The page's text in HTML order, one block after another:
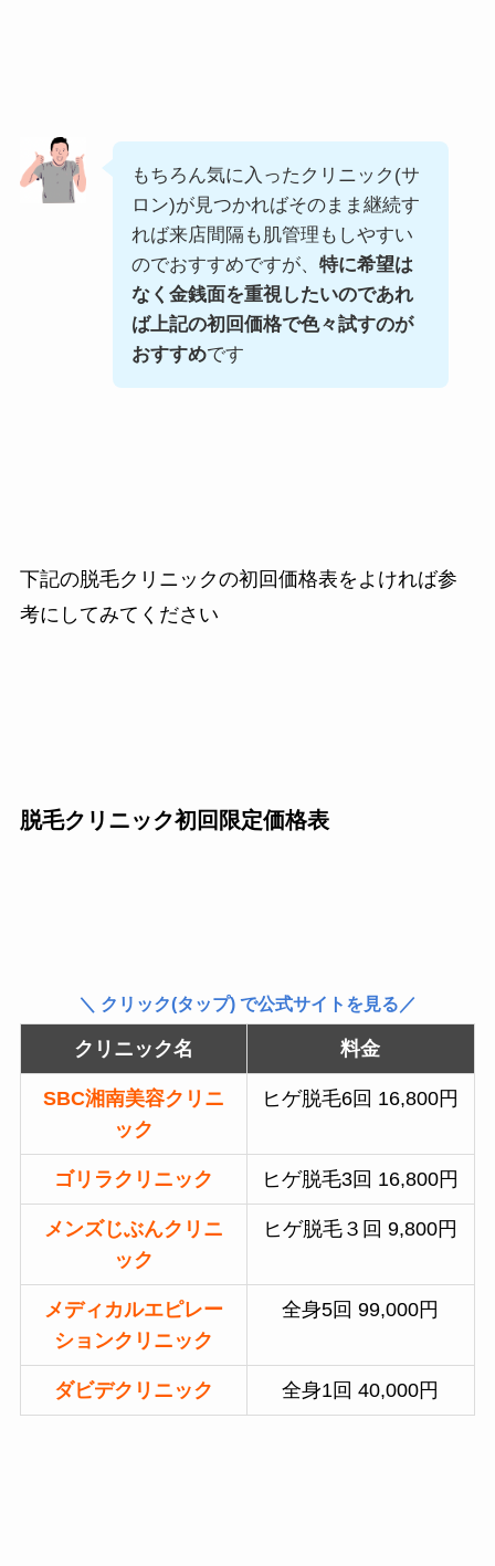
もちろん気に入ったクリニック(サ
ロン)が見つかればそのまま継続す
れば来店間隔も肌管理もしやすい
のでおすすめですが、 特に希望は
なく金銭面を重視したいのであれ
ば上記の初回価格で色々試すのが
おすすめです
下記の脱毛クリニックの初回価格表をよければ参
考にしてみてください
脱毛クリニック初回限定価格表
＼ クリック(タップ) で公式サイトを見る／
クリニック名 料金
SBC湘南美容クリニ
ック
ヒゲ脱毛6回 16,800円
ゴリラクリニック ヒゲ脱毛3回 16,800円
メンズじぶんクリニ
ック
ヒゲ脱毛３回 9,800円
メディカルエピレー
ションクリニック
全身5回 99,000円
ダビデクリニック 全身1回 40,000円